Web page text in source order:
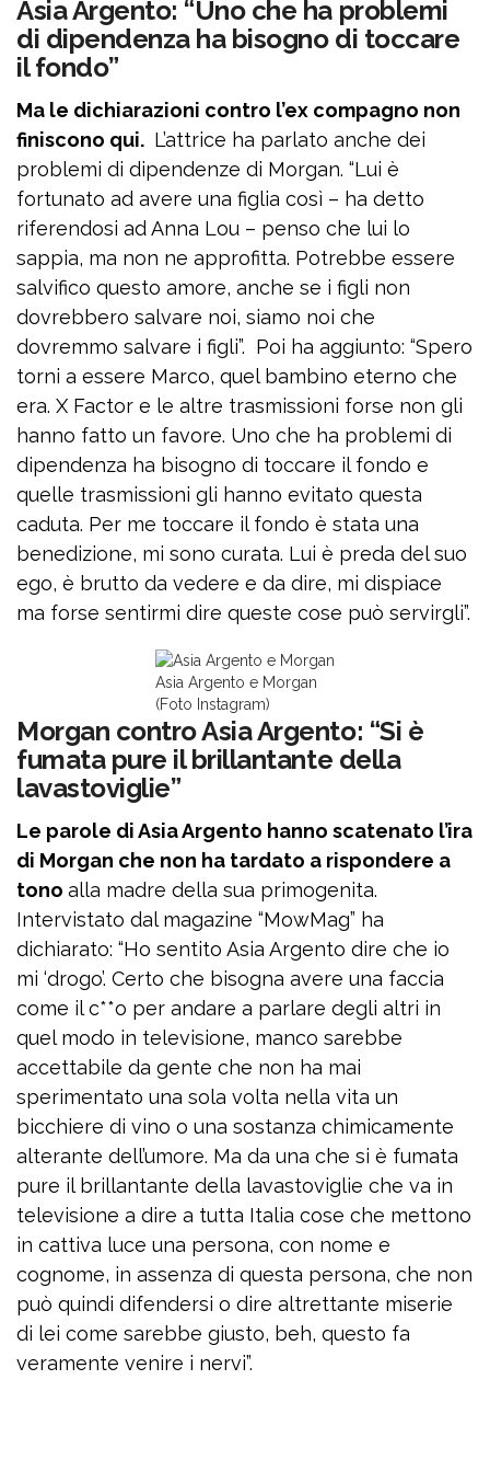
Asia Argento: “Uno che ha problemi
di dipendenza ha bisogno di toccare
il fondo”
Ma le dichiarazioni contro l’ex compagno non
finiscono qui. L’attrice ha parlato anche dei
problemi di dipendenze di Morgan. “Lui è
fortunato ad avere una figlia così – ha detto
riferendosi ad Anna Lou – penso che lui lo
sappia, ma non ne approfitta. Potrebbe essere
salvifico questo amore, anche se i figli non
dovrebbero salvare noi, siamo noi che
dovremmo salvare i figli”. Poi ha aggiunto: “Spero
torni a essere Marco, quel bambino eterno che
era. X Factor e le altre trasmissioni forse non gli
hanno fatto un favore. Uno che ha problemi di
dipendenza ha bisogno di toccare il fondo e
quelle trasmissioni gli hanno evitato questa
caduta. Per me toccare il fondo è stata una
benedizione, mi sono curata. Lui è preda del suo
ego, è brutto da vedere e da dire, mi dispiace
ma forse sentirmi dire queste cose può servirgli”.
Asia Argento e Morgan
(Foto Instagram)
Morgan contro Asia Argento: “Si è
fumata pure il brillantante della
lavastoviglie”
Le parole di Asia Argento hanno scatenato l’ira
di Morgan che non ha tardato a rispondere a
tono alla madre della sua primogenita.
Intervistato dal magazine “MowMag” ha
dichiarato: “Ho sentito Asia Argento dire che io
mi ‘drogo’. Certo che bisogna avere una faccia
come il c**o per andare a parlare degli altri in
quel modo in televisione, manco sarebbe
accettabile da gente che non ha mai
sperimentato una sola volta nella vita un
bicchiere di vino o una sostanza chimicamente
alterante dell’umore. Ma da una che si è fumata
pure il brillantante della lavastoviglie che va in
televisione a dire a tutta Italia cose che mettono
in cattiva luce una persona, con nome e
cognome, in assenza di questa persona, che non
può quindi difendersi o dire altrettante miserie
di lei come sarebbe giusto, beh, questo fa
veramente venire i nervi”.